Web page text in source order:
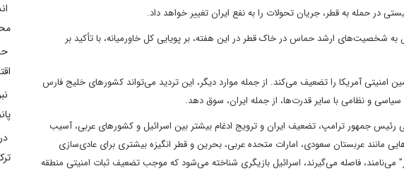
در حمله به قطر، جریان تحولات را به نفع ایران تغییر خواهد داد.
به شخصیت‌های ارشد حماس در خاک قطر در این هفته، بر پویایی کل خاورمیانه، با تأکید بر
امنیتی آمریکا را تضعیف می‌کند. از جمله موارد دیگر، این تردید می‌تواند کشورهای خلیج فارس
سیاسی و نظامی با سایر قدرت‌ها، از جمله ایران، سوق دهد.
جمهور ترامپ، تضعیف ایران و ترویج ادغام بیشتر بین اسرائیل و کشورهای عربی، آسیب
مانند عربستان سعودی، امارات متحده عربی، بحرین و قطر انگیزه بیشتری برای عادی‌سازی
می‌نامند، فاصله می‌گیرند، اسرائیل بازیگری شناخته می‌شود که موجب تضعیف ثبات امنیتی منطقه